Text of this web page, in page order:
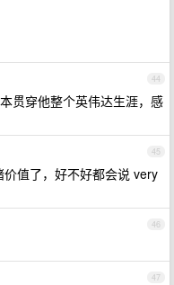
44
贯穿他整个英伟达生涯，感
45
值了，好不好都会说 very
46
47